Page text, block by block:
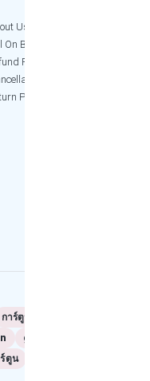
Us
On Bangkok2Hand
Policy
Policy
Policy
การ์ตูนมือสอง
game
ตูน